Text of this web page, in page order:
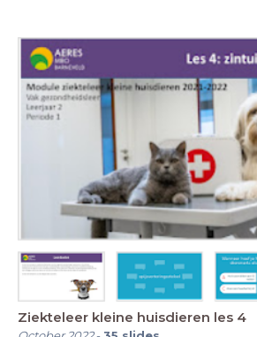
Ziekteleer kleine huisdieren les 4